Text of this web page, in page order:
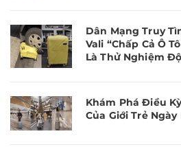
Dân Mạng Truy
Vali “Chấp Cả Ô
Là Thử Nghiệm
Khám Phá Điều
Của Giới Trẻ Ngày